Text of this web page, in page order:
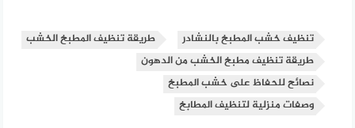
تنظيف خشب المطبخ بالنشادر
طريقة تنظيف المطبخ الخشب
طريقة تنظيف مطبخ الخشب من الدهون
نصائح للحفاظ على خشب المطبخ
وصفات منزلية لتنظيف المطابخ